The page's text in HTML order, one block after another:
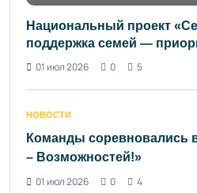
Национальный проект
поддержка семей —
01 июл 2026
0 5
НОВОСТИ
Команды соревновались
– Возможностей!»
01 июл 2026
0 4